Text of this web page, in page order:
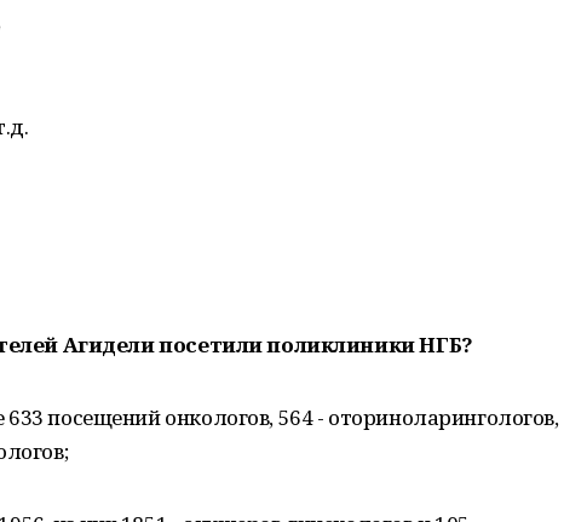
Агидели посетили поликлиники НГБ?
посещений онкологов, 564 - оториноларингологов,